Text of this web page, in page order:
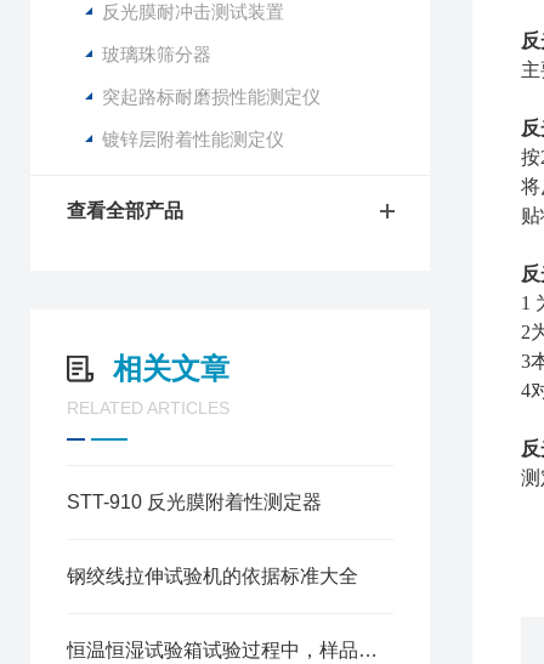
反光膜耐冲击测试装置
玻璃珠筛分器
突起路标耐磨损性能测定仪
镀锌层附着性能测定仪
查看全部产品
相关文章
RELATED ARTICLES
STT-910 反光膜附着性测定器
钢绞线拉伸试验机的依据标准大全
恒温恒湿试验箱试验过程中，样品出现损坏的原因有哪些？
按
将
1
2
3
4
测